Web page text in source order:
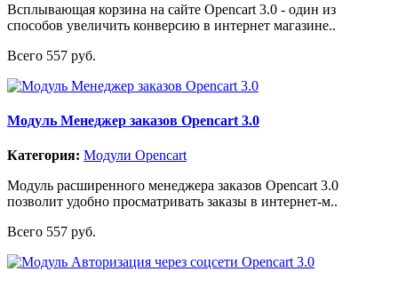
Всплывающая корзина на сайте Opencart 3.0 - один из
способов увеличить конверсию в интернет магазине..
Всего 557 руб.
Модуль Менеджер заказов Opencart 3.0
Категория: Модули Opencart
Модуль расширенного менеджера заказов Opencart 3.0
позволит удобно просматривать заказы в интернет-м..
Всего 557 руб.